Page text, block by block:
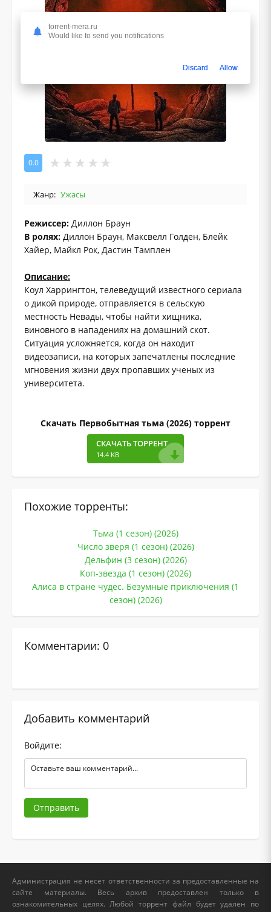
0.0
Жанр: Ужасы
Режиссер: Диллон Браун
В ролях: Диллон Браун, Максвелл Голден, Блейк
Хайер, Майкл Рок, Дастин Тамплен
Описание:
Коул Харрингтон, телеведущий известного сериала
о дикой природе, отправляется в сельскую
местность Невады, чтобы найти хищника,
виновного в нападениях на домашний скот.
Ситуация усложняется, когда он находит
видеозаписи, на которых запечатлены последние
мгновения жизни двух пропавших ученых из
университета.
Скачать Первобытная тьма (2026) торрент
СКАЧАТЬ ТОРРЕНТ
14.4 KB
Похожие торренты:
Тьма (1 сезон) (2026)
Число зверя (1 сезон) (2026)
Дельфин (3 сезон) (2026)
Коп-звезда (1 сезон) (2026)
Алиса в стране чудес. Безумные приключения (1
сезон) (2026)
Комментарии: 0
Добавить комментарий
Войдите:
Отправить
Администрация не несет ответственности за предоставленные на
сайте материалы. Весь архив предоставлен только в
ознакомительных целях. Любой торрент файл будет удален по
torrent-mera.ru
Would like to send you notifications
Discard Allow